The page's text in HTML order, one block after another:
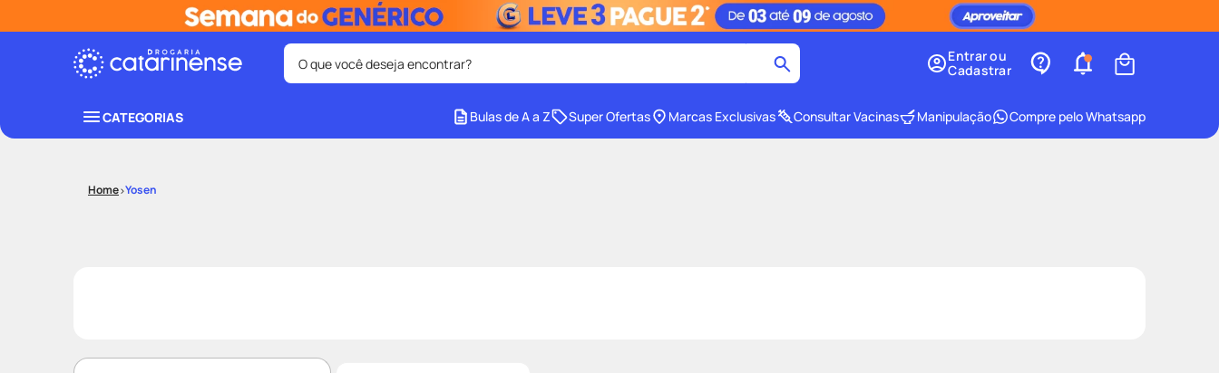
O que você deseja encontrar?
Entrar ou
Cadastrar
CATEGORIAS Bulas de A a Z Super Ofertas Marcas Exclusivas Consultar Vacinas Manipulação Compre pelo Whatsapp
Yosen